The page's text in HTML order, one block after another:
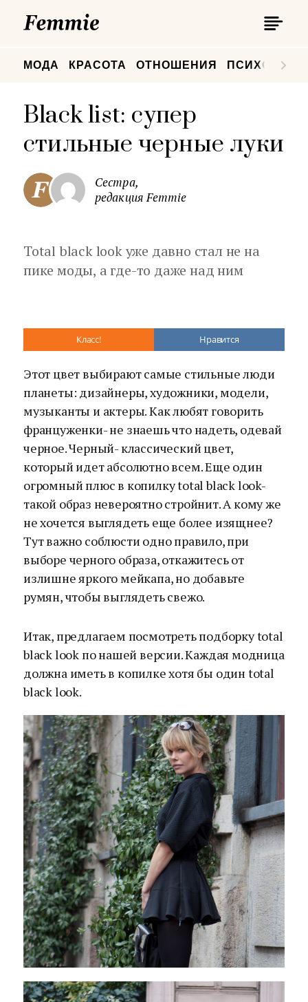
МОДА КРАСОТА ОТНОШЕНИЯ
Black list: супер
стильные черные луки
Сестра,
редакция Femmie
Total black look уже давно стал не на
пике моды, а где-то даже над ним
Класс! Нравится
Этот цвет выбирают самые стильные люди
планеты: дизайнеры, художники, модели,
музыканты и актеры. Как любят говорить
француженки- не знаешь что надеть, одевай
черное. Черный- классический цвет,
который идет абсолютно всем. Еще один
огромный плюс в копилку total black look-
такой образ невероятно стройнит. А кому же
не хочется выглядеть еще более изящнее?
Тут важно соблюсти одно правило, при
выборе черного образа, откажитесь от
излишне яркого мейкапа, но добавьте
румян, чтобы выглядеть свежо.
Итак, предлагаем посмотреть подборку total
black look по нашей версии. Каждая модница
должна иметь в копилке хотя бы один total
black look.